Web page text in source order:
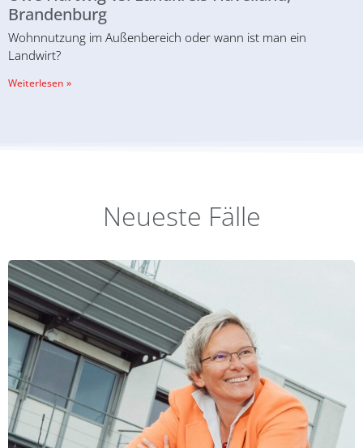
Brandenburg
Wohnnutzung im Außenbereich oder wann ist man ein
Landwirt?
Weiterlesen »
Neueste Fälle